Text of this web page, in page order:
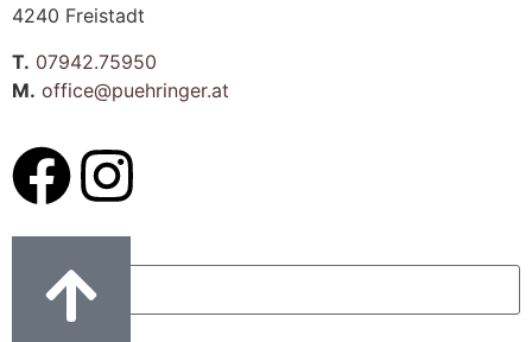
4240 Freistadt
T. 07942.75950
M. office@puehringer.at